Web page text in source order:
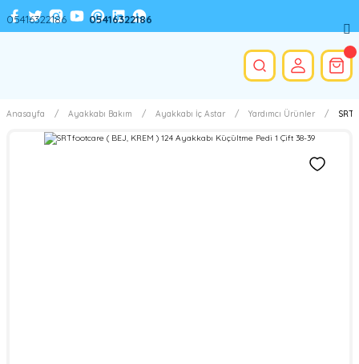
Anasayfa Ayakkabı Bakım Ayakkabı İç Astar Yardımcı Ürünler
05416322186 05416322186